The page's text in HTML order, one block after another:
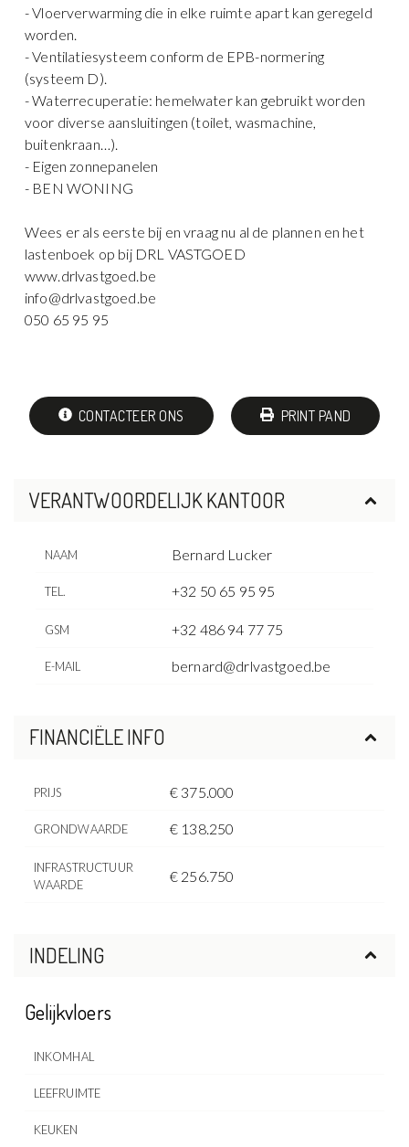
- Vloerverwarming die in elke ruimte apart kan geregeld
worden.
- Ventilatiesysteem conform de EPB-normering
(systeem D).
- Waterrecuperatie: hemelwater kan gebruikt worden
voor diverse aansluitingen (toilet, wasmachine,
buitenkraan…).
- Eigen zonnepanelen
- BEN WONING
Wees er als eerste bij en vraag nu al de plannen en het
lastenboek op bij DRL VASTGOED
www.drlvastgoed.be
info@drlvastgoed.be
050 65 95 95
CONTACTEER ONS PRINT PAND
VERANTWOORDELIJK KANTOOR
NAAM Bernard Lucker
TEL. +32 50 65 95 95
GSM +32 486 94 77 75
E-MAIL bernard@drlvastgoed.be
FINANCIËLE INFO
PRIJS € 375.000
GRONDWAARDE € 138.250
INFRASTRUCTUUR
WAARDE
€ 256.750
INDELING
Gelijkvloers
INKOMHAL
LEEFRUIMTE
KEUKEN